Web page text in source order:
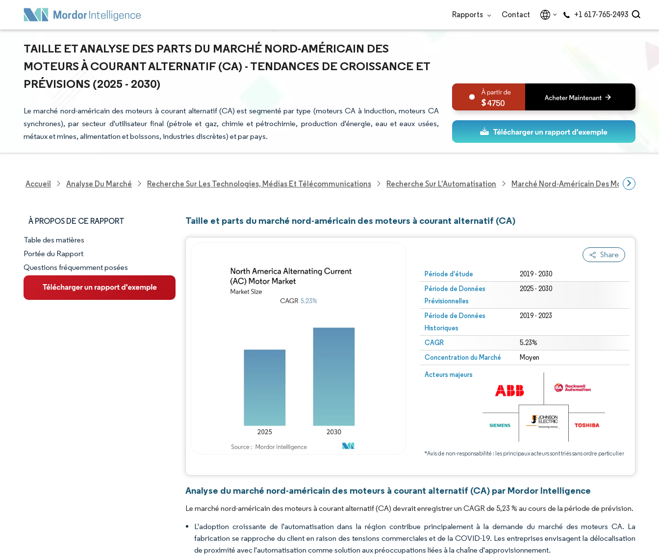
Rapports Contact +1 617-765-2493
TAILLE ET ANALYSE DES PARTS DU MARCHÉ NORD-AMÉRICAIN DES
MOTEURS À COURANT ALTERNATIF (CA) - TENDANCES DE CROISSANCE ET
PRÉVISIONS (2025 - 2030)
Le marché nord-américain des moteurs à courant alternatif (CA) est segmenté par type (moteurs CA à induction, moteurs CA
synchrones), par secteur d'utilisateur final (pétrole et gaz, chimie et pétrochimie, production d'énergie, eau et eaux usées,
métaux et mines, alimentation et boissons, industries discrètes) et par pays.
4750
Accueil Analyse Du Marché Recherche Sur Les Technologies, Médias Et Télécommunications Recherche Sur L'Automatisation Marché Nord-Américain Des Moteurs À
À PROPOS DE CE RAPPORT
Aperçu du marché
VUE D’ENSEMBLE DU MARCHÉ
Principales tendances du marché
Table des matières
Portée du Rapport
Questions fréquemment posées
Taille et parts du marché nord-américain des moteurs à courant alternatif (CA)
Share
Période d'étude 2019 - 2030
Période de Données
Prévisionnelles
2025 - 2030
Période de Données
Historiques
2019 - 2023
CAGR 5.23%
Concentration du Marché Moyen
Acteurs majeurs
*Avis de non-responsabilité : les principaux acteurs sont triés sans ordre particulier
Analyse du marché nord-américain des moteurs à courant alternatif (CA) par Mordor Intelligence
Le marché nord-américain des moteurs à courant alternatif (CA) devrait enregistrer un CAGR de 5,23 % au cours de la période de prévision.
L'adoption croissante de l'automatisation dans la région contribue principalement à la demande du marché des moteurs CA. La
fabrication se rapproche du client en raison des tensions commerciales et de la COVID-19. Les entreprises envisagent la délocalisation
de proximité avec l'automatisation comme solution aux préoccupations liées à la chaîne d'approvisionnement.